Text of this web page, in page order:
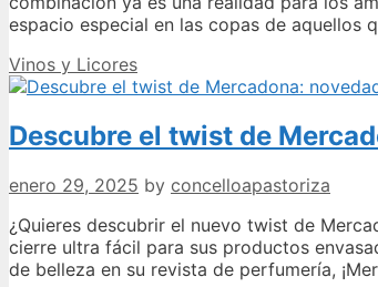
espacio especial en las copas de aquellos
Categories
Vinos y Licores
Descubre el twist de
enero 29, 2025 by concelloapastoriza
¿Quieres descubrir el nuevo twist de
cierre ultra fácil para sus productos
de belleza en su revista de perfumería,